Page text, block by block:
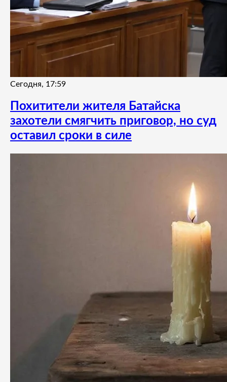
Сегодня, 17:59
Похитители жителя Батайска
захотели смягчить приговор, но суд
оставил сроки в силе